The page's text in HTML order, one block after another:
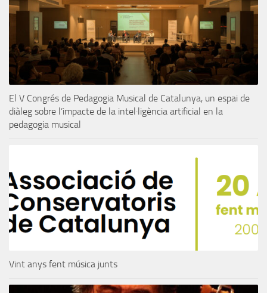
El V Congrés de Pedagogia Musical de Catalunya, un espai de
diàleg sobre l’impacte de la intel·ligència artificial en la
pedagogia musical
Vint anys fent música junts